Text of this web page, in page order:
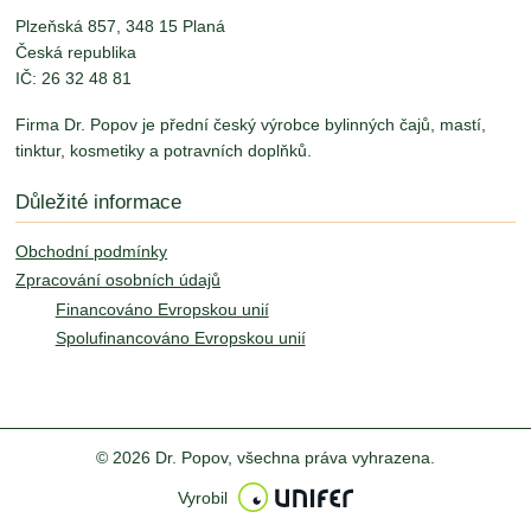
Plzeňská 857, 348 15 Planá
Česká republika
IČ: 26 32 48 81
Firma Dr. Popov je přední český výrobce bylinných čajů, mastí,
tinktur, kosmetiky a potravních doplňků.
Důležité informace
Obchodní podmínky
Zpracování osobních údajů
Financováno Evropskou unií
Spolufinancováno Evropskou unií
© 2026 Dr. Popov, všechna práva vyhrazena.
Vyrobil